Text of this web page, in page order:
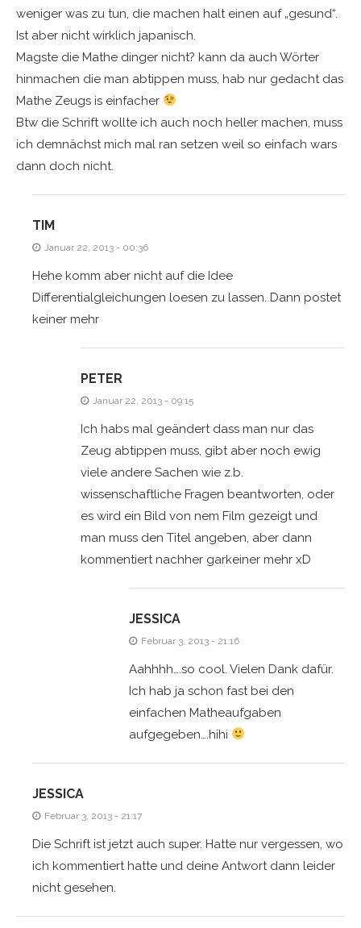
weniger was zu tun, die machen halt einen auf „gesund“.
Ist aber nicht wirklich japanisch.
Magste die Mathe dinger nicht? kann da auch Wörter
hinmachen die man abtippen muss, hab nur gedacht das
Mathe Zeugs is einfacher
Btw die Schrift wollte ich auch noch heller machen, muss
ich demnächst mich mal ran setzen weil so einfach wars
dann doch nicht.
TIM
Januar 22, 2013 - 00:36
Hehe komm aber nicht auf die Idee
Differentialgleichungen loesen zu lassen. Dann postet
keiner mehr
PETER
Januar 22, 2013 - 09:15
Ich habs mal geändert dass man nur das
Zeug abtippen muss, gibt aber noch ewig
viele andere Sachen wie z.b.
wissenschaftliche Fragen beantworten, oder
es wird ein Bild von nem Film gezeigt und
man muss den Titel angeben, aber dann
kommentiert nachher garkeiner mehr xD
JESSICA
Februar 3, 2013 - 21:16
Aahhhh….so cool. Vielen Dank dafür.
Ich hab ja schon fast bei den
einfachen Matheaufgaben
aufgegeben….hihi
JESSICA
Februar 3, 2013 - 21:17
Die Schrift ist jetzt auch super. Hatte nur vergessen, wo
ich kommentiert hatte und deine Antwort dann leider
nicht gesehen.